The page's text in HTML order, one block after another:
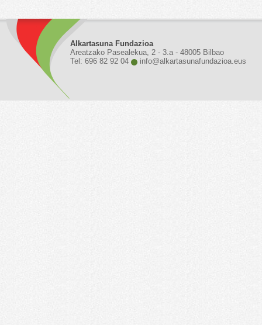
Alkartasuna Fundazioa
Areatzako Pasealekua, 2 - 3.a - 48005 Bilbao
Tel: 696 82 92 04
info@alkartasunafundazioa.eus